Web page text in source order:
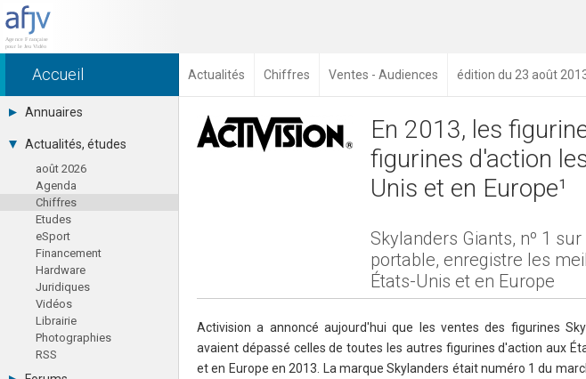
Accueil Actualités Chiffres Ventes - Audiences édition du 23 août
Annuaires
Toutes les sociétés (691)
Studios (418)
Editeurs (49)
Distributeurs (16)
Hard. / Accessoires (10)
Middlewares (15)
Prestataires (99)
Assoc. / Syndicats (21)
Formations / Ecoles (46)
Presse spécialisée (17)
Actualités, études
août 2026
Agenda
Chiffres
Etudes
eSport
Financement
Hardware
Juridiques
Vidéos
Librairie
Photographies
RSS
En 2013, les
figurines d'action
Unis et en Europe¹
Skylanders Giants, nº 1
portable, enregistre les
États-Unis et en Europe
Activision a annoncé aujourd'hui que les ventes des figurines
avaient dépassé celles de toutes les autres figurines d'action aux
et en Europe en 2013. La marque Skylanders était numéro 1 du